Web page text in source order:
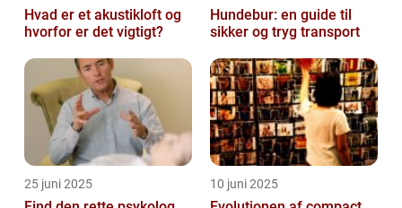
Hvad er et akustikloft og
hvorfor er det vigtigt?
Hundebur: en guide til
sikker og tryg transport
25 juni 2025 10 juni 2025